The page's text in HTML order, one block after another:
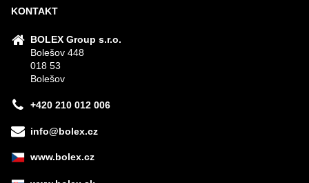
KONTAKT
BOLEX Group s.r.o.
Bolešov 448
018 53
Bolešov
+420 210 012 006
info@bolex.cz
www.bolex.cz